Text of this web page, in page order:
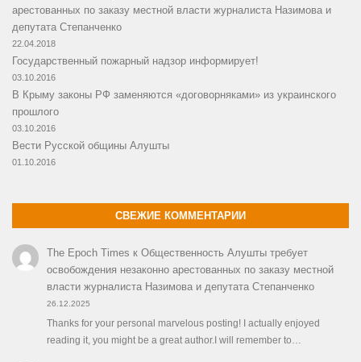
арестованных по заказу местной власти журналиста Назимова и
депутата Степанченко
22.04.2018
Государственный пожарный надзор информирует!
03.10.2016
В Крыму законы РФ заменяются «договорняками» из украинского
прошлого
03.10.2016
Вести Русской общины Алушты
01.10.2016
СВЕЖИЕ КОММЕНТАРИИ
The Epoch Times к Общественность Алушты требует
освобождения незаконно арестованных по заказу местной
власти журналиста Назимова и депутата Степанченко
26.12.2025
Thanks for your personal marvelous posting! I actually enjoyed
reading it, you might be a great author.I will remember to…